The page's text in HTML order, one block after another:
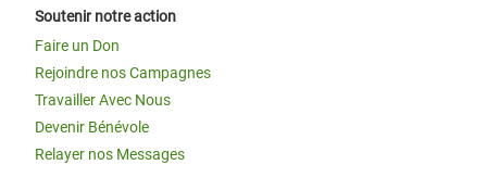
Soutenir notre action
Faire un Don
Rejoindre nos Campagnes
Travailler Avec Nous
Devenir Bénévole
Relayer nos Messages